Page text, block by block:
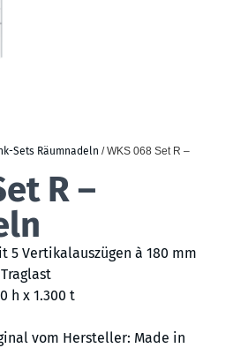
Sets Räumnadeln / WKS 068 Set R –
R –
5 Vertikalauszügen à 180 mm
h x 1.300 t
vom Hersteller: Made in